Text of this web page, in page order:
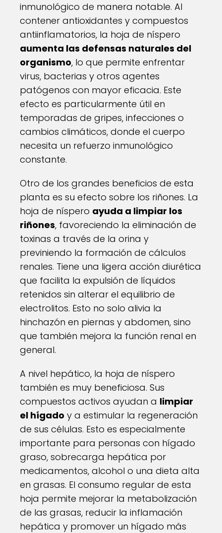
inmunológico de manera notable. Al
contener antioxidantes y compuestos
antiinflamatorios, la hoja de níspero
aumenta las defensas naturales del
organismo, lo que permite enfrentar
virus, bacterias y otros agentes
patógenos con mayor eficacia. Este
efecto es particularmente útil en
temporadas de gripes, infecciones o
cambios climáticos, donde el cuerpo
necesita un refuerzo inmunológico
constante.
Otro de los grandes beneficios de esta
planta es su efecto sobre los riñones. La
hoja de níspero ayuda a limpiar los
riñones, favoreciendo la eliminación de
toxinas a través de la orina y
previniendo la formación de cálculos
renales. Tiene una ligera acción diurética
que facilita la expulsión de líquidos
retenidos sin alterar el equilibrio de
electrolitos. Esto no solo alivia la
hinchazón en piernas y abdomen, sino
que también mejora la función renal en
general.
A nivel hepático, la hoja de níspero
también es muy beneficiosa. Sus
compuestos activos ayudan a limpiar
el hígado y a estimular la regeneración
de sus células. Esto es especialmente
importante para personas con hígado
graso, sobrecarga hepática por
medicamentos, alcohol o una dieta alta
en grasas. El consumo regular de esta
hoja permite mejorar la metabolización
de las grasas, reducir la inflamación
hepática y promover un hígado más